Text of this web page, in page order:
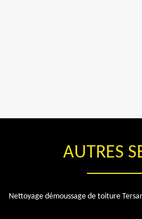
AUTRES
Nettoyage démoussage de toiture